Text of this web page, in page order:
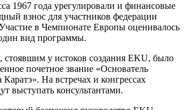
1967 года урегулировали и финансовые
взнос для участников федерации
в Чемпионате Европы оценивалось
вид программы.
стоявшим у истоков создания EKU, было
почетное звание «Основатель
На встречах и конгрессах
выступать консультантами.